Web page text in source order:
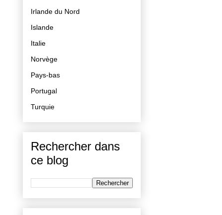
Irlande du Nord
Islande
Italie
Norvège
Pays-bas
Portugal
Turquie
Rechercher dans
ce blog